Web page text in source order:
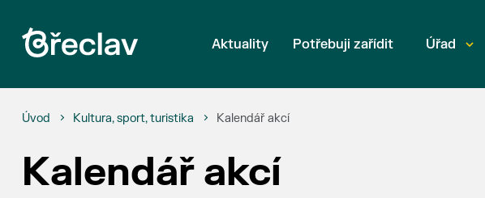
Aktuality Potřebuji zařídit Úřad
Úvod Kultura, sport, turistika Kalendář akcí
Kalendář akcí